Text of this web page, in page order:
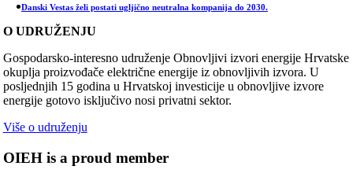
Danski Vestas želi postati ugljično neutralna kompanija do 2030.
O UDRUŽENJU
Gospodarsko-interesno udruženje Obnovljivi izvori energije Hrvatske
okuplja proizvođače električne energije iz obnovljivih izvora. U
posljednjih 15 godina u Hrvatskoj investicije u obnovljive izvore
energije gotovo isključivo nosi privatni sektor.
Više o udruženju
OIEH is a proud member